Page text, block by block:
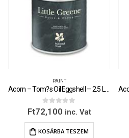
PAINT
0 out of 5
Ft72,100 inc. Vat
KOSÁRBA TESZEM